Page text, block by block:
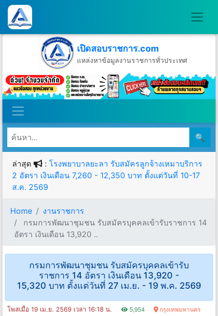
เปิดสอบราชการ.com
แหล่งหาข้อมูลงานราชการทั่วประเทศ
วันเสาร์ที่ 8 เดือนสิงหาคม พ.ศ.2569
🔍
ล่าสุด : โรงพยาบาลยะลา รับสมัครลูกจ้างเหมาบริการ
2 อัตรา เงินเดือน 7,260 - 12,350 บาท ตั้งแต่วันที่ 10-17
ส.ค. 2569
Home
งานราชการ
กรมการพัฒนาชุมชน รับสมัครบุคคลเข้ารับราชการ 14
อัตรา เงินเดือน 13,920 ..
กรมการพัฒนาชุมชน รับสมัครบุคคลเข้ารับ
ราชการ 14 อัตรา เงินเดือน 13,920 -
15,320 บาท ตั้งแต่วันที่ 27 เม.ย. - 19 พ.ค. 2569
โพสเมื่อ 19 เม.ย. 2569 เวลา 16:18 น. 5,954 กรุงเทพมหานคร